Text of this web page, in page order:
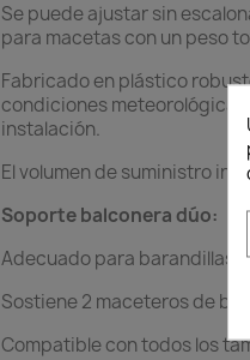
Se puede ajustar sin
para macetas con un peso
Fabricado en plástico
condiciones
instalación.
El volumen de suministro
Soporte balconera dúo:
Adecuado para barandillas
Sostiene 2 maceteros de
Compatible con todos los